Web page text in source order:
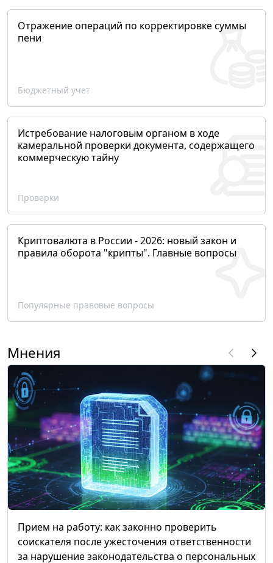
Отражение операций по корректировке суммы
пени
Бюджетный учет
Истребование налоговым органом в ходе
камеральной проверки документа, содержащего
коммерческую тайну
Проверки
Криптовалюта в России - 2026: новый закон и
правила оборота "крипты". Главные вопросы
Популярные правовые вопросы
Мнения
Прием на работу: как законно проверить
соискателя после ужесточения ответственности
за нарушение законодательства о персональных